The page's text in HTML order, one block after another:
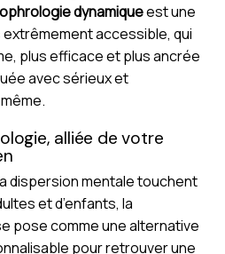
dynamiqueest une
accessible, qui
plus efficace et plus ancrée
avec sérieux et
alliée de votre
dispersion mentale touchent
et d’enfants, la
pose comme une alternative
pour retrouver une